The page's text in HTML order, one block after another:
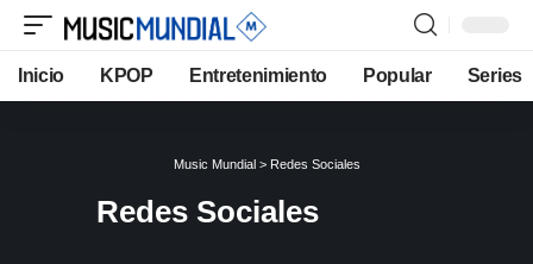
Inicio KPOP Entretenimiento Popular Series
Music Mundial> Redes Sociales
Redes Sociales